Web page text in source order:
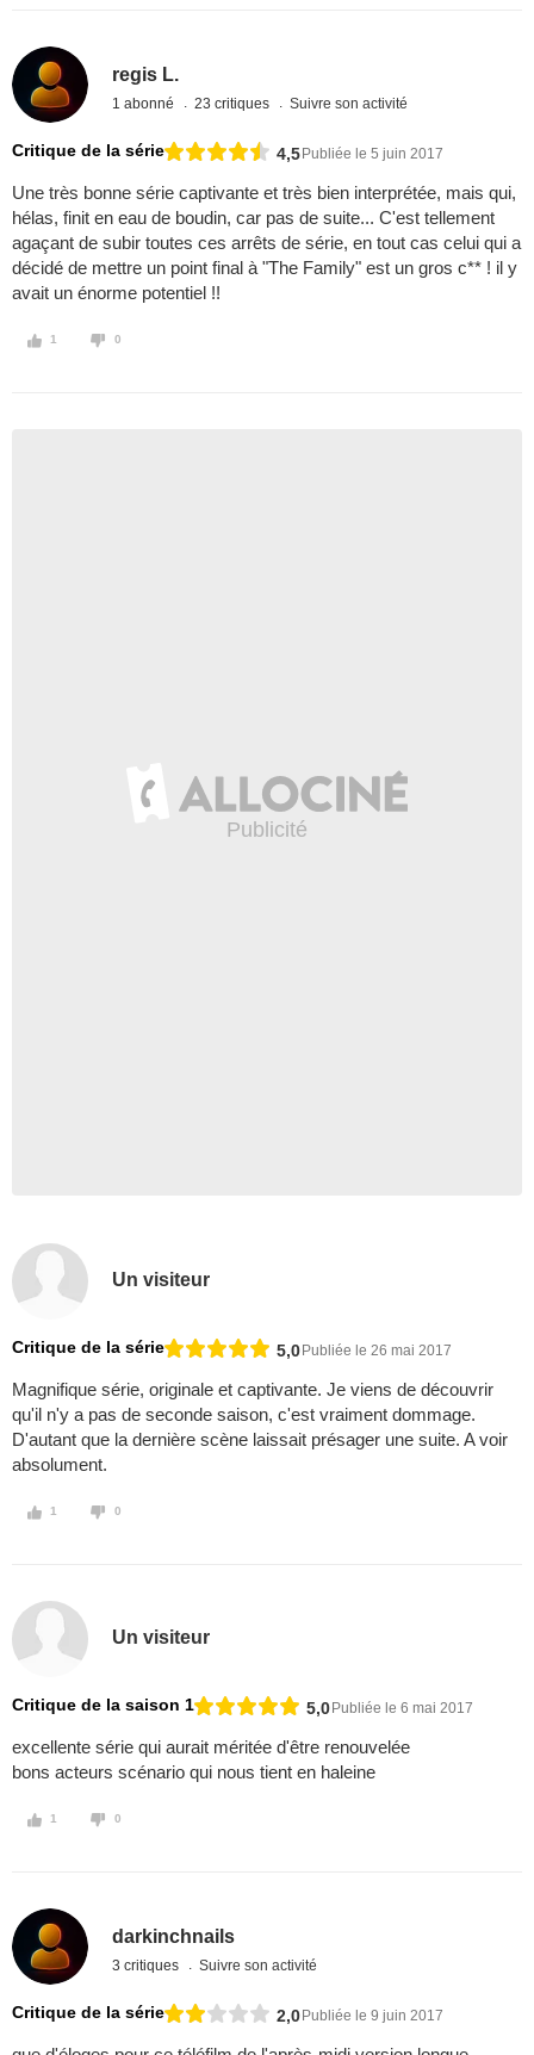
regis L.
1 abonné 23 critiques Suivre son activité
Critique de la série 4,5Publiée le 5 juin 2017
Une très bonne série captivante et très bien interprétée, mais qui,
hélas, finit en eau de boudin, car pas de suite... C'est tellement
agaçant de subir toutes ces arrêts de série, en tout cas celui qui a
décidé de mettre un point final à "The Family" est un gros c** ! il y
avait un énorme potentiel !!
1 0
Un visiteur
Critique de la série 5,0Publiée le 26 mai 2017
Magnifique série, originale et captivante. Je viens de découvrir
qu'il n'y a pas de seconde saison, c'est vraiment dommage.
D'autant que la dernière scène laissait présager une suite. A voir
absolument.
1 0
Un visiteur
Critique de la saison 1 5,0Publiée le 6 mai 2017
excellente série qui aurait méritée d'être renouvelée
bons acteurs scénario qui nous tient en haleine
1 0
darkinchnails
3 critiques Suivre son activité
Critique de la série 2,0Publiée le 9 juin 2017